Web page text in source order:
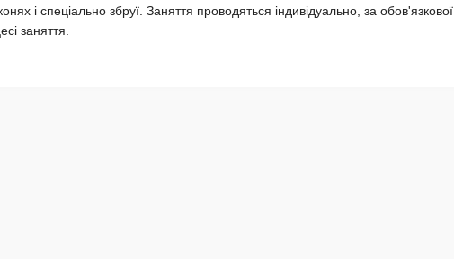
і спеціально збруї. Заняття проводяться індивідуально, за обов'язкової
заняття.